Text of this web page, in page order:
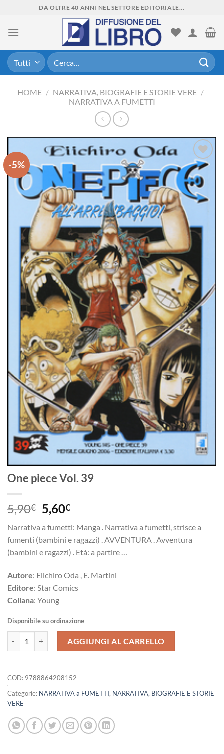
content
DA OLTRE 40 ANNI NEL SETTORE EDITORIALE...
Cerca:
HOME / NARRATIVA, BIOGRAFIE E STORIE VERE /
NARRATIVA A FUMETTI
-5%
Aggiungi
alla lista
dei
desideri
One piece Vol. 39
5,90€ Il
prezzo
originale
era:
5,90€.
5,60€Il
attuale
è:
5,60€.
Narrativa a fumetti: Manga . Narrativa a fumetti, strisce a
fumenti (bambini e ragazzi) . AVVENTURA . Avventura
(bambini e ragazzi) . Età: a partire …
Autore: Eiichiro Oda , E. Martini
Editore: Star Comics
Collana: Young
Disponibile su ordinazione
AGGIUNGI AL CARRELLO
COD: 9788864208152
Categorie: NARRATIVA a FUMETTI, NARRATIVA, BIOGRAFIE E STORIE
VERE